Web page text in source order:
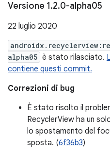
Versione 1.2.0-alpha05
22 luglio 2020
alpha05 è stato rilasciato.
contiene questi commit.
Correzioni di bug
È stato risolto il
RecyclerView ha un
lo spostamento del
sposta. (6f36b3)